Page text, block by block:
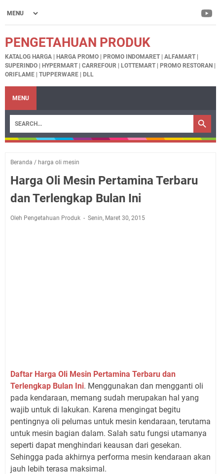
PENGETAHUAN PRODUK
KATALOG HARGA | HARGA PROMO | PROMO INDOMARET | ALFAMART |
SUPERINDO | HYPERMART | CARREFOUR | LOTTEMART | PROMO RESTORAN |
ORIFLAME | TUPPERWARE | DLL
MENU
Beranda / harga oli mesin
Harga Oli Mesin Pertamina Terbaru
dan Terlengkap Bulan Ini
Oleh Pengetahuan Produk Senin, Maret 30, 2015
Daftar Harga Oli Mesin Pertamina Terbaru dan
Terlengkap Bulan Ini. Menggunakan dan mengganti oli
pada kendaraan, memang sudah merupakan hal yang
wajib untuk di lakukan. Karena mengingat begitu
pentingnya oli pelumas untuk mesin kendaraan, terutama
untuk mesin bagian dalam. Salah satu fungsi utamanya
seperti dapat menghindari keausan dari gesekan.
Sehingga pada akhirnya performa mesin kendaraan akan
jauh lebih terasa maksimal.